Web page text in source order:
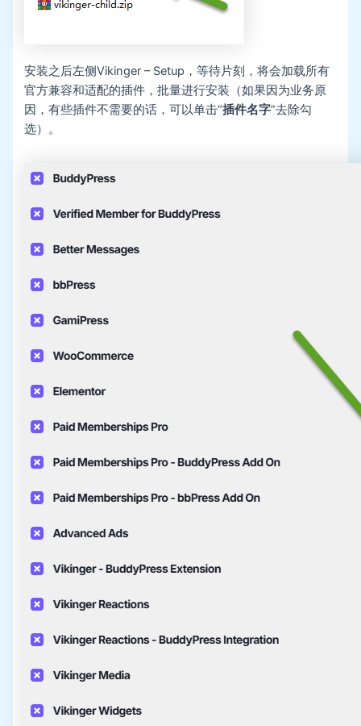
安装之后左侧Vikinger – Setup，等待片刻，将会加载所有
官方兼容和适配的插件，批量进行安装（如果因为业务原
因，有些插件不需要的话，可以单击“插件名字”去除勾
选）。